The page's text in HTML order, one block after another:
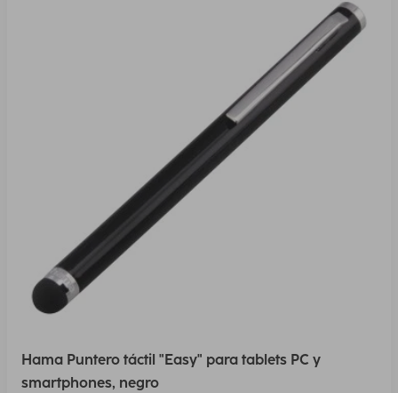
Hama Puntero táctil "Easy" para tablets PC y
smartphones, negro